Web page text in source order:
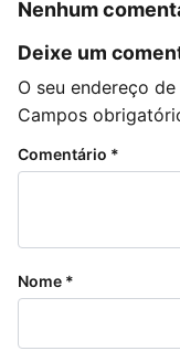
Nenhum
Deixe um
O seu endereço
Campos
Comentário *
Nome *